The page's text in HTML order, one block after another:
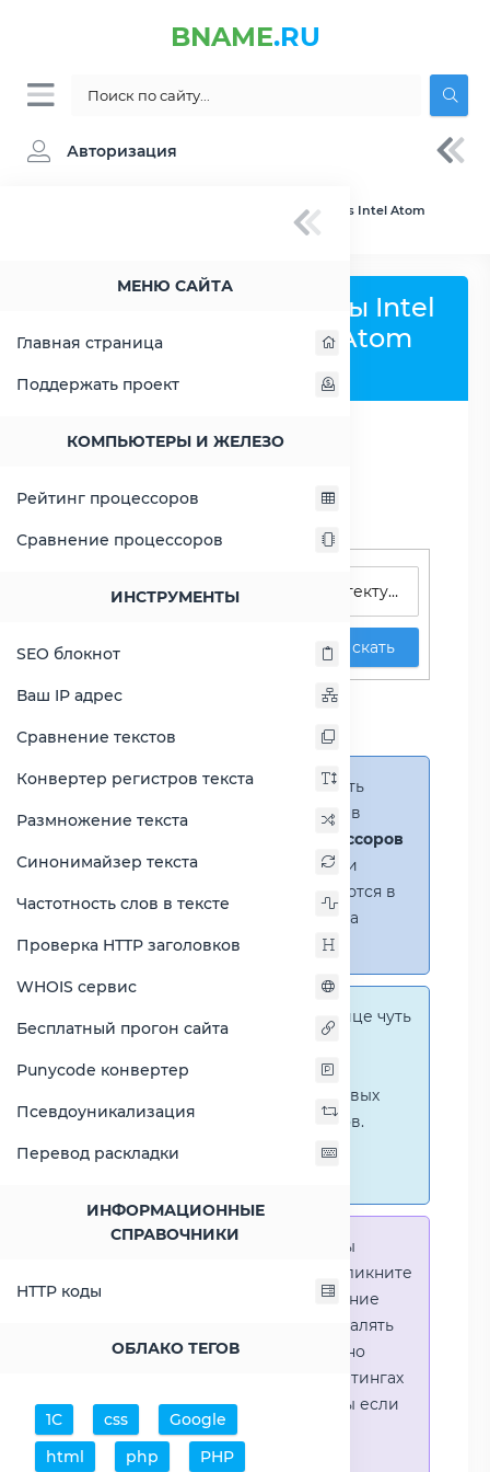
BNAME.RU
Авторизация
МЕНЮ САЙТА
Главная страница
Поддержать проект
КОМПЬЮТЕРЫ И ЖЕЛЕЗО
Рейтинг процессоров
Сравнение процессоров
ИНСТРУМЕНТЫ
SEO блокнот
Ваш IP адрес
Сравнение текстов
Конвертер регистров текста
Размножение текста
Синонимайзер текста
Частотность слов в тексте
Проверка HTTP заголовков
WHOIS сервис
Бесплатный прогон сайта
Punycode конвертер
Псевдоуникализация
Перевод раскладки
ИНФОРМАЦИОННЫЕ
СПРАВОЧНИКИ
HTTP коды
ОБЛАКО ТЕГОВ
1С css
Google
html
php
PHP
» Сравнение Intel Atom C3338 vs Intel Atom
Сравнить процессоры Intel
Atom C3338 и Intel Atom
Поиск процессоров
Искать
Сравнение Atom C3338
против Atom Z520
Справка:Можно добавить
несколько процессоров в
(до 14 процессоров
в таблице)
. В случае если
процессоры не помещаются в
таблицу, появится полоса
прокрутки.
На этой странице чуть
графические сравнения
количественных и числовых
параметров процессоров.
Перейти к наглядным
Справка:Для того что-бы
выделить процессор - кликните
на его название. Выделение
позволяет выборочно удалять
процессоры или наглядно
видеть результаты в рейтингах
(Во избежении путаницы если
в таблице несколько
процессоров)